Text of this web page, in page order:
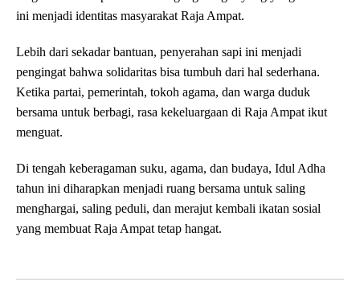
ini menjadi identitas masyarakat Raja Ampat.
Lebih dari sekadar bantuan, penyerahan sapi ini menjadi
pengingat bahwa solidaritas bisa tumbuh dari hal sederhana.
Ketika partai, pemerintah, tokoh agama, dan warga duduk
bersama untuk berbagi, rasa kekeluargaan di Raja Ampat ikut
menguat.
Di tengah keberagaman suku, agama, dan budaya, Idul Adha
tahun ini diharapkan menjadi ruang bersama untuk saling
menghargai, saling peduli, dan merajut kembali ikatan sosial
yang membuat Raja Ampat tetap hangat.